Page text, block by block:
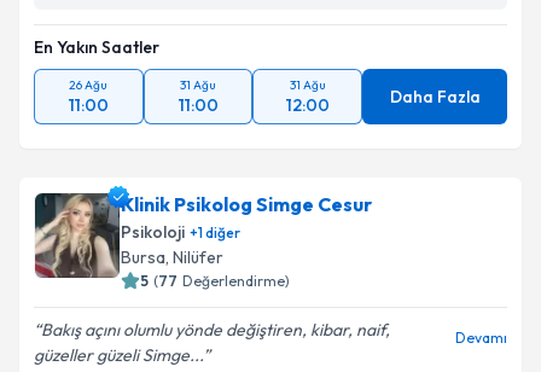
En Yakın Saatler
26 Ağu
11:00
31 Ağu
11:00
31 Ağu
12:00 Daha Fazla
Klinik Psikolog Simge Cesur
Psikoloji +1diğer
Bursa, Nilüfer
5 (77 Değerlendirme)
Bakış açını olumlu yönde değiştiren, kibar, naif,
güzeller güzeli Simge...
Devamı